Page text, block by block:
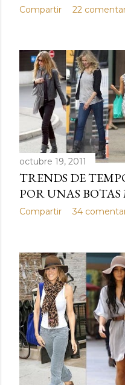
Compartir 22
octubre 19, 2011
TRENDS DE
POR UNAS
Compartir 34